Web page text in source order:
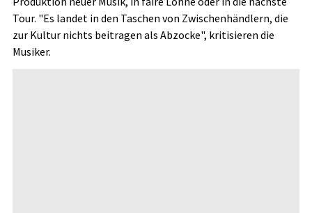
Tour. "Es landet in den Taschen von Zwischenhändlern, die
zur Kultur nichts beitragen als Abzocke", kritisieren die
Musiker.